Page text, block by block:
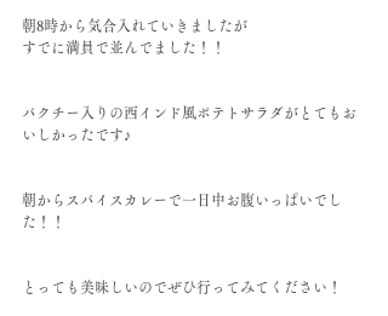
朝8時から気合入れていきましたが
すでに満員で並んでました！！
パクチー入りの西インド風ポテトサラダがとてもお
いしかったです♪
朝からスパイスカレーで一日中お腹いっぱいでし
た！！
とっても美味しいのでぜひ行ってみてください！